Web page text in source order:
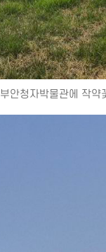
부안청자박물관에 작약